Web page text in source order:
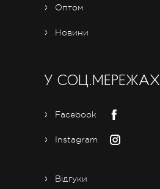
Оптом
Новини
У СОЦ.МЕРЕЖАХ
Facebook
Instagram
Відгуки